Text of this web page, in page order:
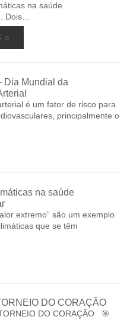
na saúde
Dois…
»
Dia Mundial da
é um fator de risco para
principalmente o
na saúde
extremo” são um exemplo
que se têm
DO CORAÇÃO
DO CORAÇÃO 🎯